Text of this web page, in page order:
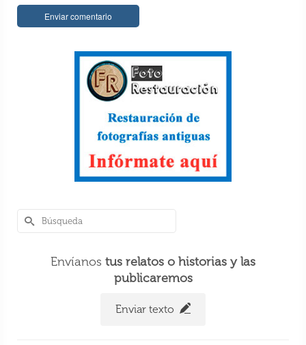
Perlé, por avatares del destino, recorriendo
la isla de Ceilán
Envíanos tus relatos o historias y las
publicaremos
Enviar texto